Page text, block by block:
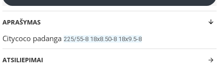
APRAŠYMAS
Citycoco padanga 225/55-8 18x8.50-8 18x9.5-8
ATSILIEPIMAI